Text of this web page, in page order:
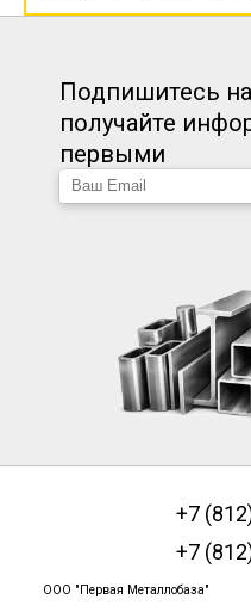
Подпишитесь
получайте
первыми
+7
+7
ООО "Первая Металлобаза"